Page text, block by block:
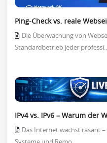
Ping-Check vs. reale
Die Überwachung von
Standardbetrieb jeder
IPv4 vs. IPv6 – Warum der
Das Internet wächst rasant